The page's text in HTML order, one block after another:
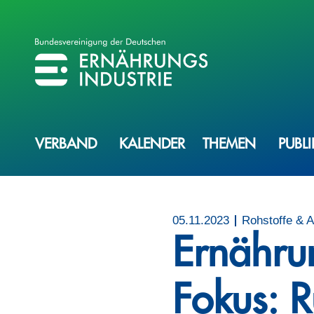
BVE
BUNDESVEREINIGUNG DER ERNÄHRUNGSINDUSTRIE
VERBAND KALENDER THEMEN
05.11.2023 Rohstoffe &
Fokus: